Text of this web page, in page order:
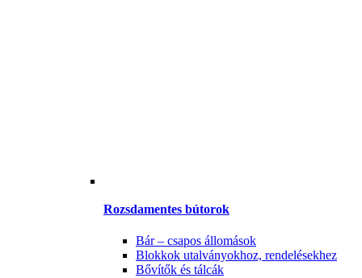
Rozsdamentes bútorok
Bár – csapos állomások
Blokkok utalványokhoz, rendelésekhez
Bővítők és tálcák